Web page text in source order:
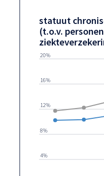
statuut
(t.o.v.
4%
8%
12%
16%
20%